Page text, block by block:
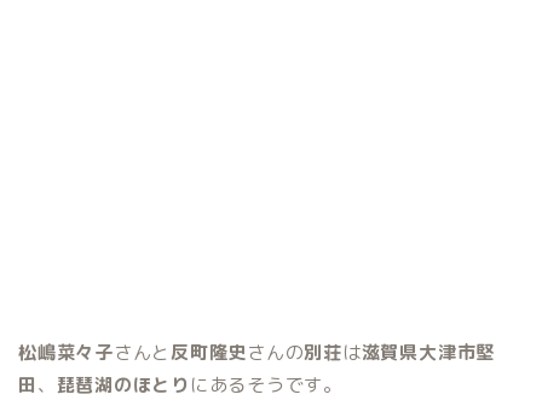
松嶋菜々子さんと反町隆史さんの別荘は滋賀県大津市堅
田、 琵琶湖のほとり にあるそうです。